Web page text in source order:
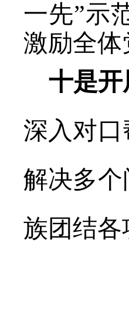
一先”示
激励全
十是开
深入对
解决多
族团结各